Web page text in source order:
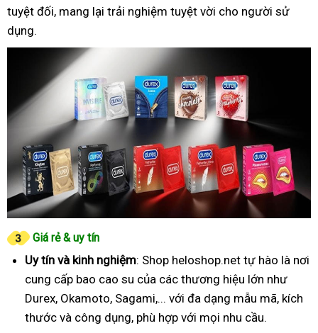
tuyệt đối, mang lại trải nghiệm tuyệt vời cho người sử
dụng.
Giá rẻ & uy tín
Uy tín và kinh nghiệm: Shop heloshop.net tự hào là nơi
cung cấp bao cao su của các thương hiệu lớn như
Durex, Okamoto, Sagami,... với đa dạng mẫu mã, kích
thước và công dụng, phù hợp với mọi nhu cầu.